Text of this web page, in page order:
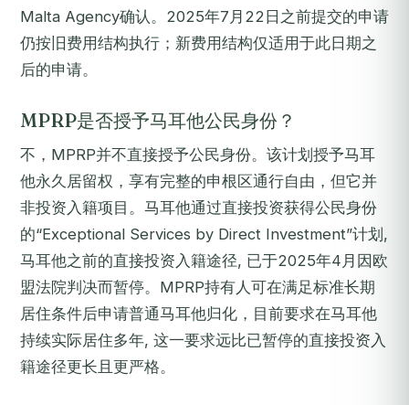
Malta Agency确认。2025年7月22日之前提交的申请
仍按旧费用结构执行；新费用结构仅适用于此日期之
后的申请。
MPRP是否授予马耳他公民身份？
不，MPRP并不直接授予公民身份。该计划授予马耳
他永久居留权，享有完整的申根区通行自由，但它并
非投资入籍项目。马耳他通过直接投资获得公民身份
的“Exceptional Services by Direct Investment”计划,
马耳他之前的直接投资入籍途径, 已于2025年4月因欧
盟法院判决而暂停。MPRP持有人可在满足标准长期
居住条件后申请普通马耳他归化，目前要求在马耳他
持续实际居住多年, 这一要求远比已暂停的直接投资入
籍途径更长且更严格。